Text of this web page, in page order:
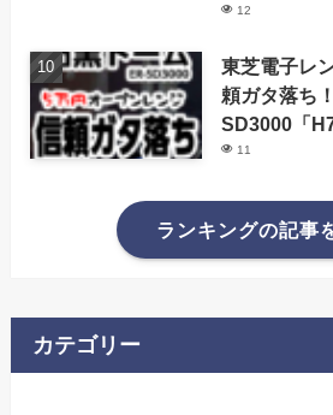
12
東芝電子レ
頼ガタ落ち
SD3000「
11
ランキングの記事
カテゴリー